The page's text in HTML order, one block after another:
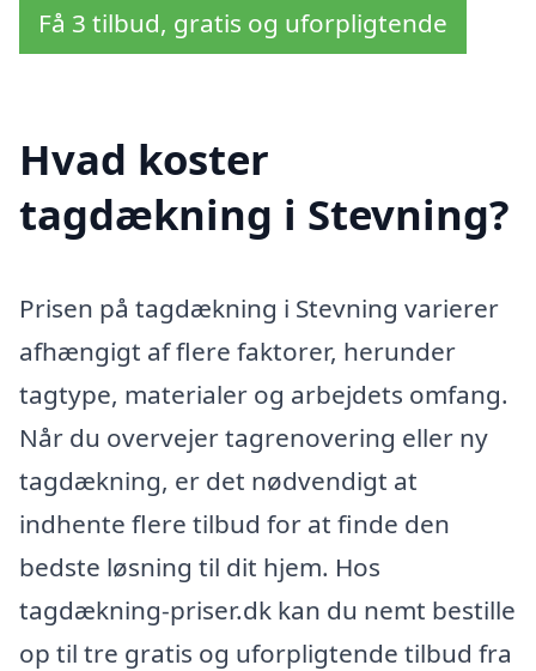
Få 3 tilbud, gratis og uforpligtende
Hvad koster
tagdækning i Stevning?
Prisen på tagdækning i Stevning varierer
afhængigt af flere faktorer, herunder
tagtype, materialer og arbejdets omfang.
Når du overvejer tagrenovering eller ny
tagdækning, er det nødvendigt at
indhente flere tilbud for at finde den
bedste løsning til dit hjem. Hos
tagdækning-priser.dk kan du nemt bestille
op til tre gratis og uforpligtende tilbud fra